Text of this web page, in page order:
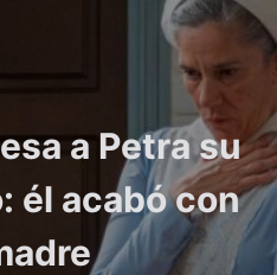
a Petra su
él acabó con